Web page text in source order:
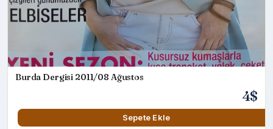
Burda Dergisi 2011/08 Ağustos
4$
Sepete Ekle